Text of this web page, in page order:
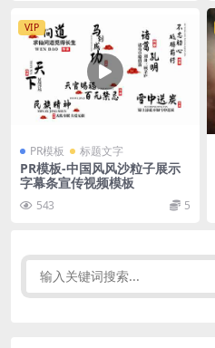
VIP
PR模板 标题文字
PR模板-中国风风沙粒子展示
字幕条宣传视频模板
543 5